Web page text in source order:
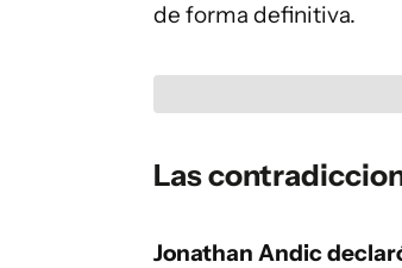
de forma definitiva.
Las
Jonathan Andic